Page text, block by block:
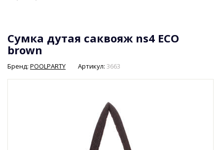
Сумка дутая саквояж ns4 ECO
brown
Бренд: POOLPARTY Артикул: 3663